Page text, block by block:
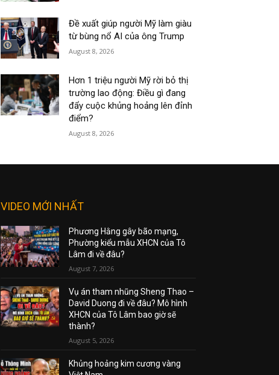
Đề xuất giúp người Mỹ làm giàu
từ bùng nổ AI của ông Trump
August 8, 2026
Hơn 1 triệu người Mỹ rời bỏ thị
trường lao động: Điều gì đang
đẩy cuộc khủng hoảng lên đỉnh
điểm?
August 8, 2026
VIDEO MỚI NHẤT
Phương Hằng gây bão mạng,
Phường kiểu mẫu XHCN của Tô
Lâm đi về đâu?
August 7, 2026
Vụ án tham nhũng Sheng Thao –
David Duong đi về đâu? Mô hình
XHCN của Tô Lâm bao giờ sẽ
thành?
August 5, 2026
Khủng hoảng kim cương vàng